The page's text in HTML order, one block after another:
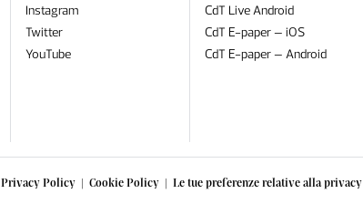
Privacy Policy| Cookie Policy| Le tue preferenze relative alla privacy
Instagram
Twitter
YouTube
CdT Live Android
CdT E-paper – iOS
CdT E-paper – Android